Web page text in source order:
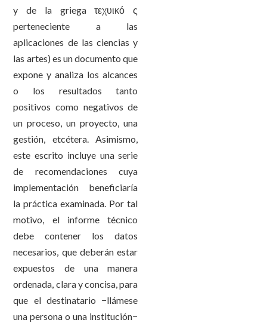
y de la griega τεχυικό ς
perteneciente a las
aplicaciones de las ciencias y
las artes) es un documento que
expone y analiza los alcances
o los resultados tanto
positivos como negativos de
un proceso, un proyecto, una
gestión, etcétera. Asimismo,
este escrito incluye una serie
de recomendaciones cuya
implementación beneficiaría
la práctica examinada. Por tal
motivo, el informe técnico
debe contener los datos
necesarios, que deberán estar
expuestos de una manera
ordenada, clara y concisa, para
que el destinatario −llámese
una persona o una institución−